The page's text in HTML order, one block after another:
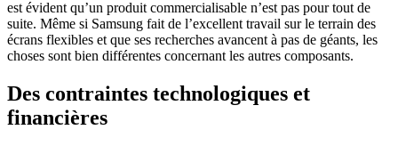
est évident qu’un produit commercialisable n’est pas pour tout de
suite. Même si Samsung fait de l’excellent travail sur le terrain des
écrans flexibles et que ses recherches avancent à pas de géants, les
choses sont bien différentes concernant les autres composants.
Des contraintes technologiques et
financières